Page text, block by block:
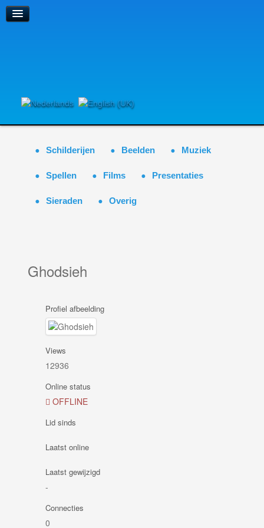
Schilderijen Beelden Muziek
Spellen Films Presentaties
Sieraden Overig
Ghodsieh
Profiel afbeelding
Views
12936
Online status
OFFLINE
Lid sinds
Laatst online
Laatst gewijzigd
-
Connecties
0